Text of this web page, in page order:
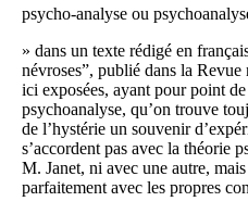
psycho-analyse ou
» dans un texte rédigé en
névroses”, publié dans la
ici exposées, ayant pour point
psychoanalyse, qu’on trouve
de l’hystérie un souvenir
s’accordent pas avec la théorie
M. Janet, ni avec une autre,
parfaitement avec les propres